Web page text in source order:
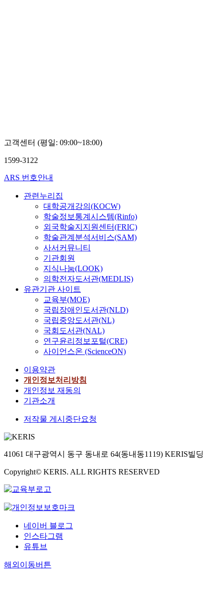
고객센터 (평일: 09:00~18:00)
1599-3122
ARS 번호안내
관련누리집
대학공개강의(KOCW)
학술정보통계시스템(Rinfo)
외국학술지지원센터(FRIC)
학술관계분석서비스(SAM)
사서커뮤니티
기관회원
지식나눔(LOOK)
의학전자도서관(MEDLIS)
유관기관 사이트
교육부(MOE)
국립장애인도서관(NLD)
국립중앙도서관(NL)
국회도서관(NAL)
연구윤리정보포털(CRE)
사이언스온 (ScienceON)
이용약관
개인정보처리방침
개인정보 재동의
기관소개
저작물 게시중단요청
41061 대구광역시 동구 동내로 64(동내동1119) KERIS빌딩
Copyright© KERIS. ALL RIGHTS RESERVED
네이버 블로그
인스타그램
유튜브
해외이동버튼